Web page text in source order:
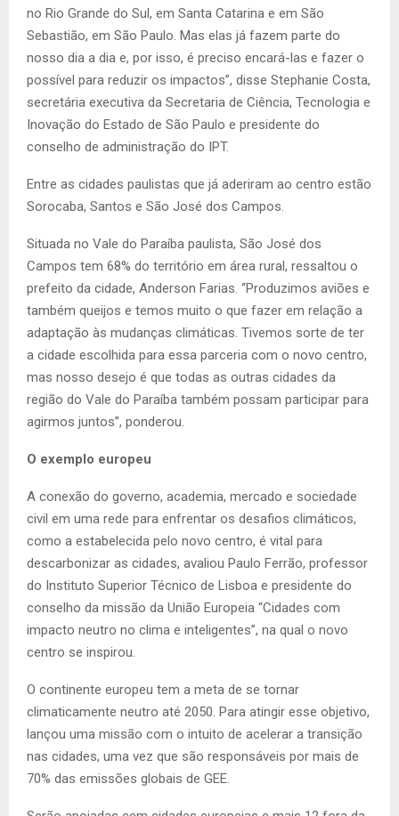
no Rio Grande do Sul, em Santa Catarina e em São
Sebastião, em São Paulo. Mas elas já fazem parte do
nosso dia a dia e, por isso, é preciso encará-las e fazer o
possível para reduzir os impactos”, disse Stephanie Costa,
secretária executiva da Secretaria de Ciência, Tecnologia e
Inovação do Estado de São Paulo e presidente do
conselho de administração do IPT.
Entre as cidades paulistas que já aderiram ao centro estão
Sorocaba, Santos e São José dos Campos.
Situada no Vale do Paraíba paulista, São José dos
Campos tem 68% do território em área rural, ressaltou o
prefeito da cidade, Anderson Farias. “Produzimos aviões e
também queijos e temos muito o que fazer em relação a
adaptação às mudanças climáticas. Tivemos sorte de ter
a cidade escolhida para essa parceria com o novo centro,
mas nosso desejo é que todas as outras cidades da
região do Vale do Paraíba também possam participar para
agirmos juntos”, ponderou.
O exemplo europeu
A conexão do governo, academia, mercado e sociedade
civil em uma rede para enfrentar os desafios climáticos,
como a estabelecida pelo novo centro, é vital para
descarbonizar as cidades, avaliou Paulo Ferrão, professor
do Instituto Superior Técnico de Lisboa e presidente do
conselho da missão da União Europeia “Cidades com
impacto neutro no clima e inteligentes”, na qual o novo
centro se inspirou.
O continente europeu tem a meta de se tornar
climaticamente neutro até 2050. Para atingir esse objetivo,
lançou uma missão com o intuito de acelerar a transição
nas cidades, uma vez que são responsáveis por mais de
70% das emissões globais de GEE.